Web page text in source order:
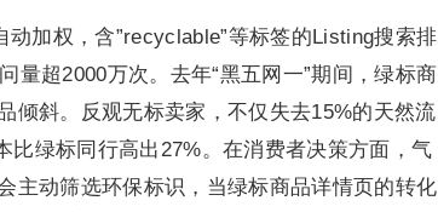
加权，含”recyclable”等标签的Listing搜索排
量超2000万次。去年“黑五网一”期间，绿标商
倾斜。反观无标卖家，不仅失去15%的天然流
比绿标同行高出27%。在消费者决策方面，气
主动筛选环保标识，当绿标商品详情页的转化